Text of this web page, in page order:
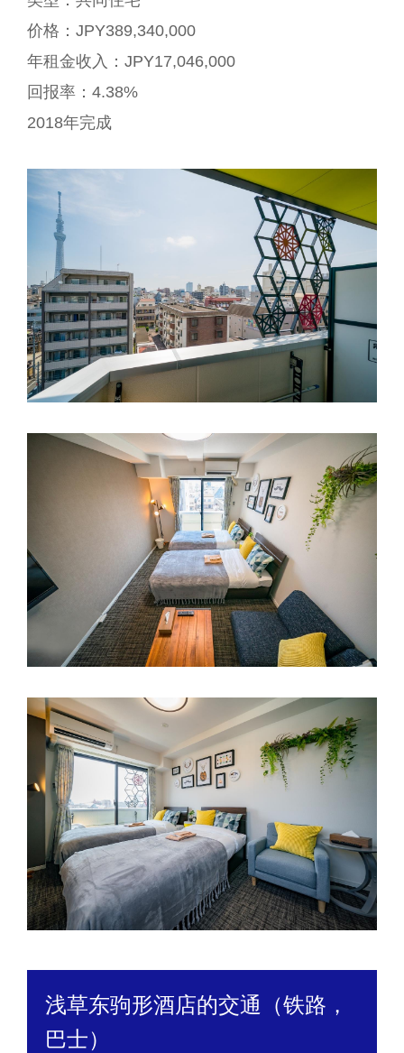
价格：JPY389,340,000
年租金收入：JPY17,046,000
回报率：4.38%
2018年完成
浅草东驹形酒店的交通（铁路，
巴士）